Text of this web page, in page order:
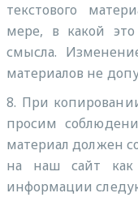
текстового
мере, в какой
смысла.
материалов не
8. При
просим
материал должен
на наш сайт как
информации